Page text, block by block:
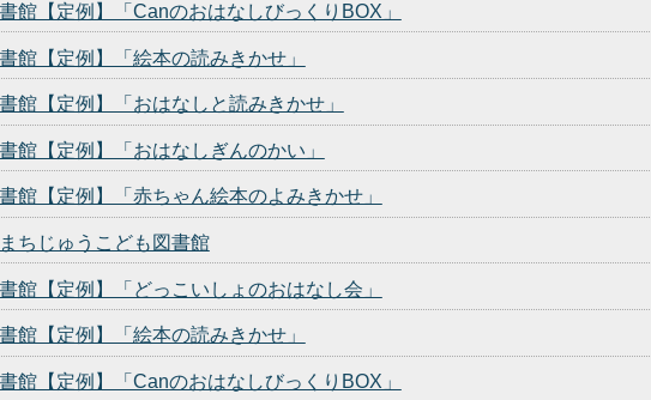
館【定例】「CanのおはなしびっくりBOX」
館【定例】「絵本の読みきかせ」
館【定例】「おはなしと読みきかせ」
館【定例】「おはなしぎんのかい」
館【定例】「赤ちゃん絵本のよみきかせ」
ちじゅうこども図書館
館【定例】「どっこいしょのおはなし会」
館【定例】「絵本の読みきかせ」
館【定例】「CanのおはなしびっくりBOX」